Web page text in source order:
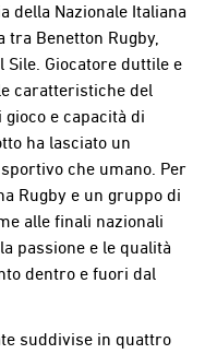
della Nazionale Italiana
Benetton Rugby,
Sile. Giocatore duttile e
caratteristiche del
e capacità di
ha lasciato un
che umano. Per
Rugby e un gruppo di
alle finali nazionali
passione e le qualità
dentro e fuori dal
suddivise in quattro